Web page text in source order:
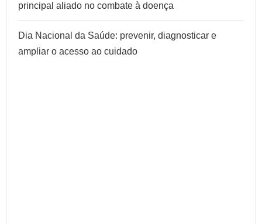
principal aliado no combate à doença
Dia Nacional da Saúde: prevenir, diagnosticar e
ampliar o acesso ao cuidado